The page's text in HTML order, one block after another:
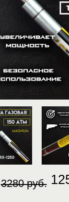
3280 руб.